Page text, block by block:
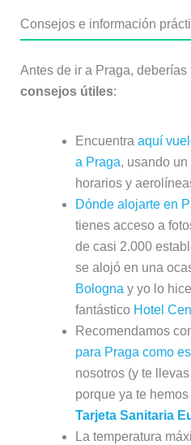
Consejos e información
Antes de ir a Praga,
consejos útiles:
Encuentra aquí
a Praga, usando
horarios y
Dónde alojarte en
tienes acceso a
de casi 2.000
se alojó en una
Bologna y yo lo
fantástico Hotel
Recomendamos
para Praga como
nosotros (y te
porque ya te
Tarjeta Sanitaria
La temperatura